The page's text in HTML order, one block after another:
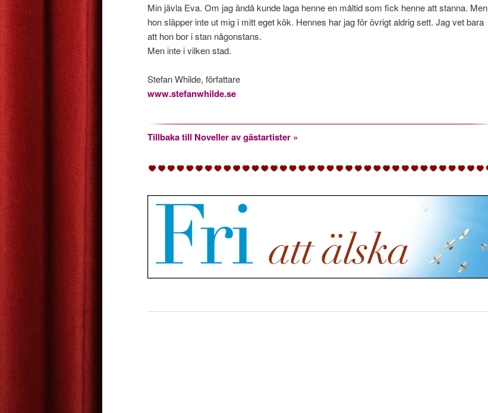
Min jävla Eva. Om jag ändå kunde laga henne en måltid som fick henne att stanna. Men
hon släpper inte ut mig i mitt eget kök. Hennes har jag för övrigt aldrig sett. Jag vet bara
att hon bor i stan någonstans.
Men inte i vilken stad.
Stefan Whilde, författare
www.stefanwhilde.se
Tillbaka till Noveller av gästartister »